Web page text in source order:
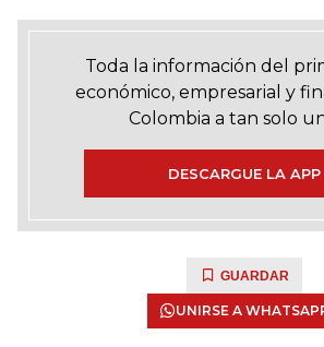
Toda la información del
económico, empresarial y
Colombia a tan solo
DESCARGUE LA APP
GUARDAR
UNIRSE A